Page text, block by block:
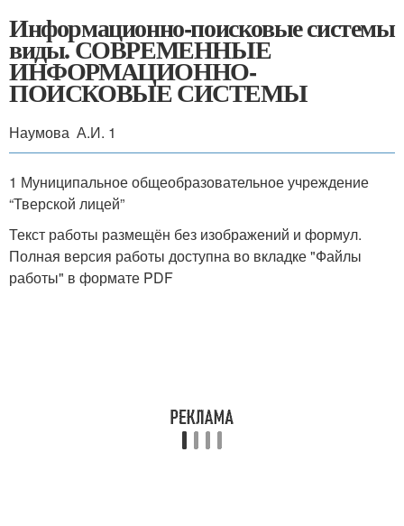
Информационно-поисковые системы
виды. СОВРЕМЕННЫЕ
ИНФОРМАЦИОННО-
ПОИСКОВЫЕ СИСТЕМЫ
Наумова А.И. 1
1 Муниципальное общеобразовательное учреждение
“Тверской лицей”
Текст работы размещён без изображений и формул.
Полная версия работы доступна во вкладке "Файлы
работы" в формате PDF